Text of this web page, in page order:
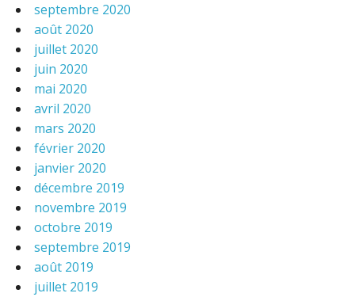
septembre 2020
août 2020
juillet 2020
juin 2020
mai 2020
avril 2020
mars 2020
février 2020
janvier 2020
décembre 2019
novembre 2019
octobre 2019
septembre 2019
août 2019
juillet 2019